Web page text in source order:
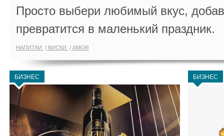
Просто выбери любимый вкус,
превратится в маленький праздник.
НАПИТКИ ВИСКИ AMOR
БИЗНЕС БИЗНЕС